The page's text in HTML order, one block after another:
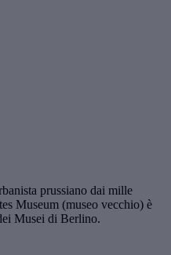
prussiano dai mille
Museum (museo vecchio) è
Musei di Berlino.